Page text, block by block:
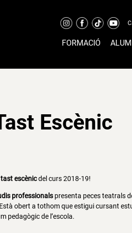
FORMACIÓ
Escènic
tast escènicdel curs 2018-19!
professionals presenta peces teatrals
obert a tothom que estigui cursant
pedagògic de l’escola.